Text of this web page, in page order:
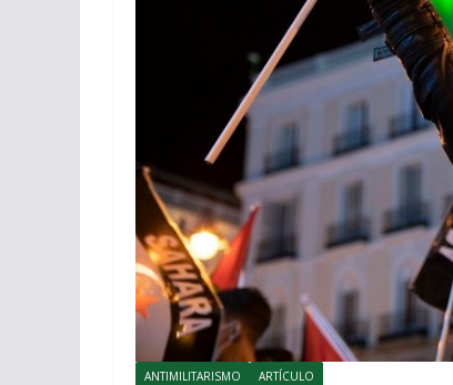
ANTIMILITARISMO ARTÍCULO